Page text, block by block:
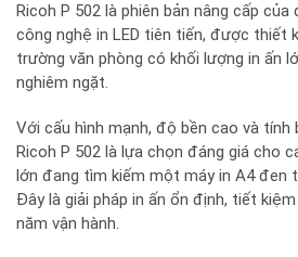
Ricoh P 502 là phiên bản nâng cấp của
công nghệ in LED tiên tiến, được thiết
trường văn phòng có khối lượng in ấn
nghiêm ngặt.
Với cấu hình mạnh, độ bền cao và
Ricoh P 502 là lựa chọn đáng giá cho
lớn đang tìm kiếm một máy in A4 đen
Đây là giải pháp in ấn ổn định, tiết
năm vận hành.